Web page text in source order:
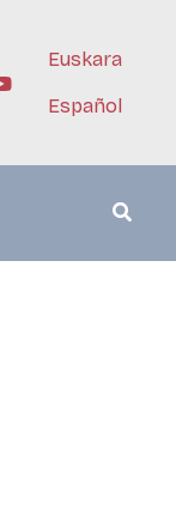
Euskara
Español